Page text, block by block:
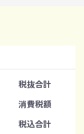
税抜合計
消費税額
税込合計